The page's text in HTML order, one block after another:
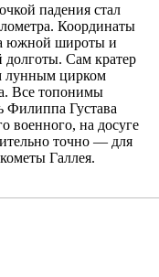
падения стал
Координаты
южной широты и
долготы. Сам кратер
лунным цирком
Все топонимы
Филиппа Густава
военного, на досуге
точно — для
Галлея.